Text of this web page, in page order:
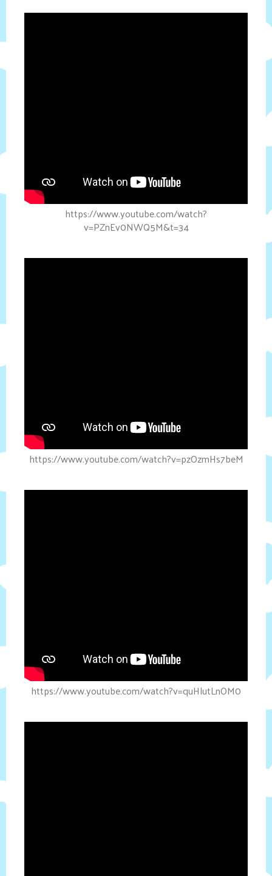
https://www.youtube.com/watch?
v=PZnEv0NWQ5M&t=34
https://www.youtube.com/watch?v=pzOzmHs7beM
https://www.youtube.com/watch?v=quHlutLnOM0